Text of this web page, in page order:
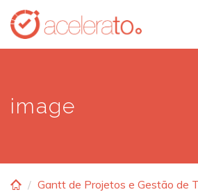
Skip
main
image
Gantt de Projetos e Gestão de